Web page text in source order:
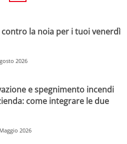
contro la noia per i tuoi venerdì
2026
e spegnimento incendi
come integrare le due
2026